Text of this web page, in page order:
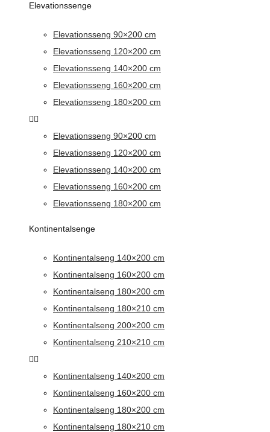
Elevationssenge
Elevationsseng 90×200 cm
Elevationsseng 120×200 cm
Elevationsseng 140×200 cm
Elevationsseng 160×200 cm
Elevationsseng 180×200 cm
Elevationsseng 90×200 cm
Elevationsseng 120×200 cm
Elevationsseng 140×200 cm
Elevationsseng 160×200 cm
Elevationsseng 180×200 cm
Kontinentalsenge
Kontinentalseng 140×200 cm
Kontinentalseng 160×200 cm
Kontinentalseng 180×200 cm
Kontinentalseng 180×210 cm
Kontinentalseng 200×200 cm
Kontinentalseng 210×210 cm
Kontinentalseng 140×200 cm
Kontinentalseng 160×200 cm
Kontinentalseng 180×200 cm
Kontinentalseng 180×210 cm